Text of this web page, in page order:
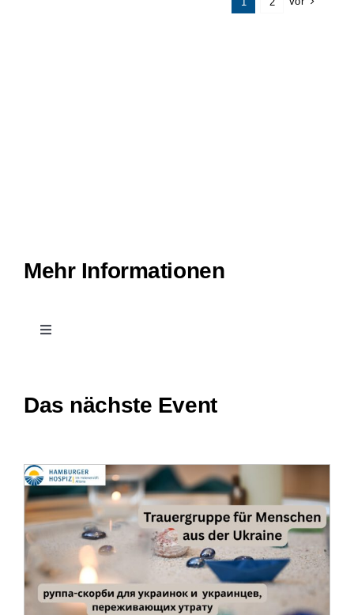
Mehr Informationen
Toggle
Stellenangebote und Praktika
Downloads
Impressum
Das nächste Event